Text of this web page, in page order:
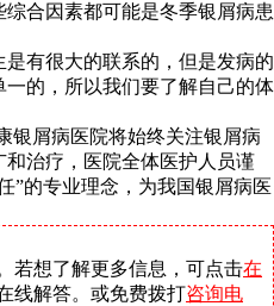
合因素都可能是冬季银屑病患
有很大的联系的，但是发病的
的，所以我们要了解自己的体
银屑病医院将始终关注银屑病
治疗，医院全体医护人员谨
”的专业理念，为我国银屑病医
若想了解更多信息，可点击在
线解答。或免费拨打咨询电